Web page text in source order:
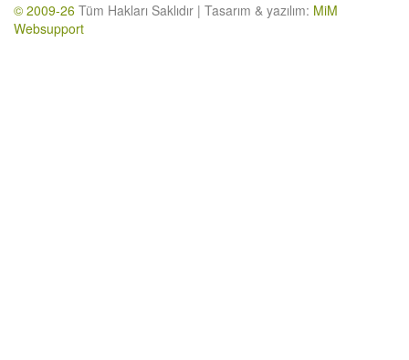
© 2009-26 Tüm Hakları Saklıdır | Tasarım & yazılım: MiM
Websupport